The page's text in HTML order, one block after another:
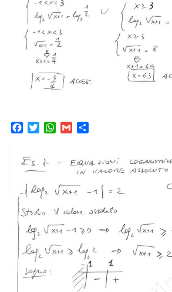
FacebookTwitterWhatsApp
Gmail